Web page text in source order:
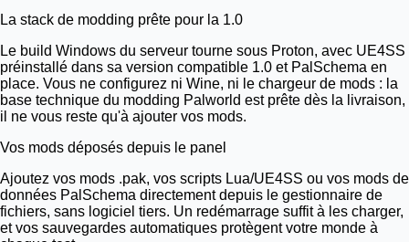
La stack de modding prête pour la 1.0
Le build Windows du serveur tourne sous Proton, avec UE4SS
préinstallé dans sa version compatible 1.0 et PalSchema en
place. Vous ne configurez ni Wine, ni le chargeur de mods : la
base technique du modding Palworld est prête dès la livraison,
il ne vous reste qu'à ajouter vos mods.
Vos mods déposés depuis le panel
Ajoutez vos mods .pak, vos scripts Lua/UE4SS ou vos mods de
données PalSchema directement depuis le gestionnaire de
fichiers, sans logiciel tiers. Un redémarrage suffit à les charger,
et vos sauvegardes automatiques protègent votre monde à